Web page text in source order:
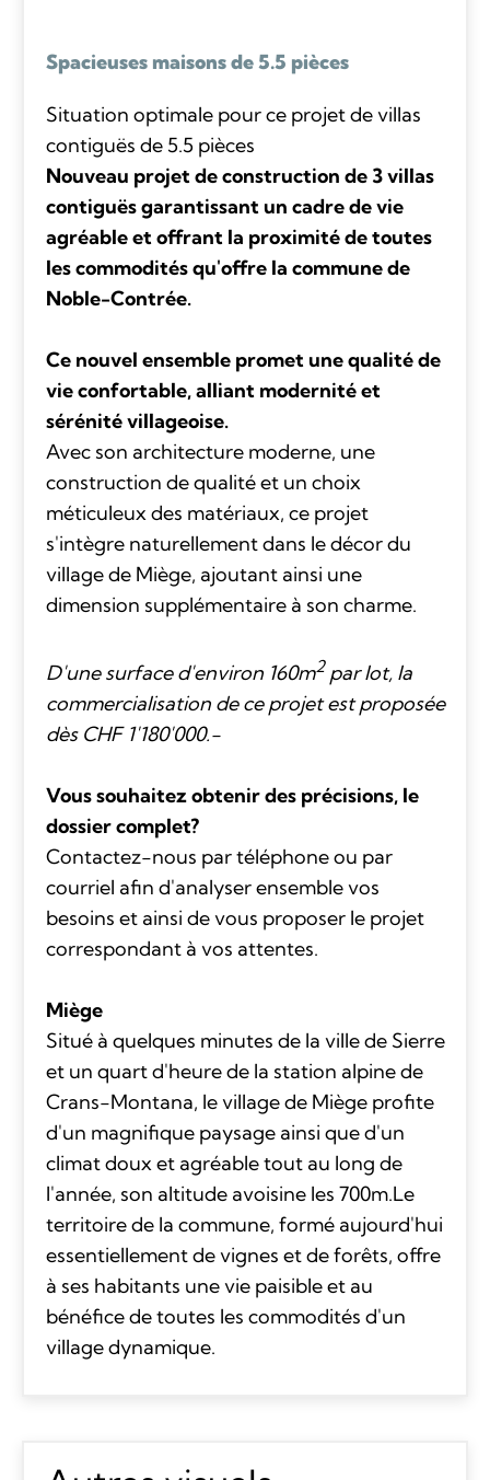
Spacieuses maisons de 5.5 pièces
Situation optimale pour ce projet de villas
contiguës de 5.5 pièces
Nouveau projet de construction de 3 villas
contiguës garantissant un cadre de vie
agréable et offrant la proximité de toutes
les commodités qu'offre la commune de
Noble-Contrée.
Ce nouvel ensemble promet une qualité de
vie confortable, alliant modernité et
sérénité villageoise.
Avec son architecture moderne, une
construction de qualité et un choix
méticuleux des matériaux, ce projet
s'intègre naturellement dans le décor du
village de Miège, ajoutant ainsi une
dimension supplémentaire à son charme.
D'une surface d'environ 160m2par lot, la
commercialisation de ce projet est proposée
dès CHF 1'180'000.-
Vous souhaitez obtenir des précisions, le
dossier complet?
Contactez-nous par téléphone ou par
courriel afin d'analyser ensemble vos
besoins et ainsi de vous proposer le projet
correspondant à vos attentes.
Miège
Situé à quelques minutes de la ville de Sierre
et un quart d'heure de la station alpine de
Crans-Montana, le village de Miège profite
d'un magnifique paysage ainsi que d'un
climat doux et agréable tout au long de
l'année, son altitude avoisine les 700m.Le
territoire de la commune, formé aujourd'hui
essentiellement de vignes et de forêts, offre
à ses habitants une vie paisible et au
bénéfice de toutes les commodités d'un
village dynamique.